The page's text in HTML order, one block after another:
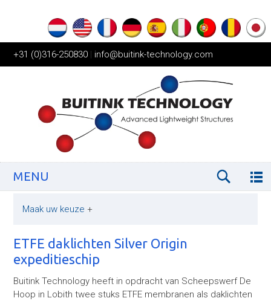
+31 (0)316-250830 | info@buitink-technology.com
MENU
Maak uw keuze +
ETFE daklichten Silver Origin
expeditieschip
Buitink Technology heeft in opdracht van Scheepswerf De
Hoop in Lobith twee stuks ETFE membranen als daklichten